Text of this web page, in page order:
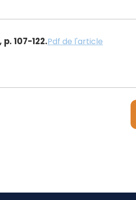
107-122.Pdf de l'article